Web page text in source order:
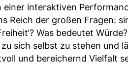
einer interaktiven
Reich der großen Fragen:
Was bedeutet
sich selbst zu stehen und
und bereichernd Vielfalt